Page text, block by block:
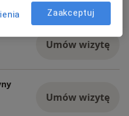
Umów wizytę
Umów wizytę
Zaakceptuj